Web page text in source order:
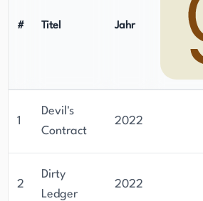
# Titel Jahr
1
Devil's
Contract
2022
2
Dirty
Ledger
2022